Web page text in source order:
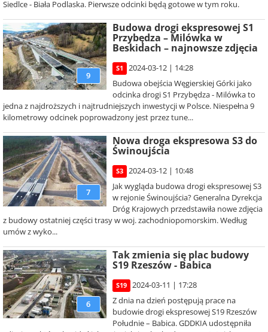
Siedlce - Biała Podlaska. Pierwsze odcinki będą gotowe w tym roku.
9
Budowa drogi ekspresowej S1
Przybędza – Milówka w
Beskidach – najnowsze zdjęcia
S1
2024-03-12 | 14:28
Budowa obejścia Węgierskiej Górki jako
odcinka drogi S1 Przybędza - Milówka to
jedna z najdroższych i najtrudniejszych inwestycji w Polsce. Niespełna 9
kilometrowy odcinek poprowadzony jest przez tune...
7
Nowa droga ekspresowa S3 do
Świnoujścia
S3
2024-03-12 | 10:48
Jak wygląda budowa drogi ekspresowej S3
w rejonie Świnoujścia? Generalna Dyrekcja
Dróg Krajowych przedstawiła nowe zdjęcia
z budowy ostatniej części trasy w woj. zachodniopomorskim. Według
umów z wyko...
6
Tak zmienia się plac budowy
S19 Rzeszów - Babica
S19
2024-03-11 | 17:28
Z dnia na dzień postępują prace na
budowie drogi ekspresowej S19 Rzeszów
Południe – Babica. GDDKIA udostępniła